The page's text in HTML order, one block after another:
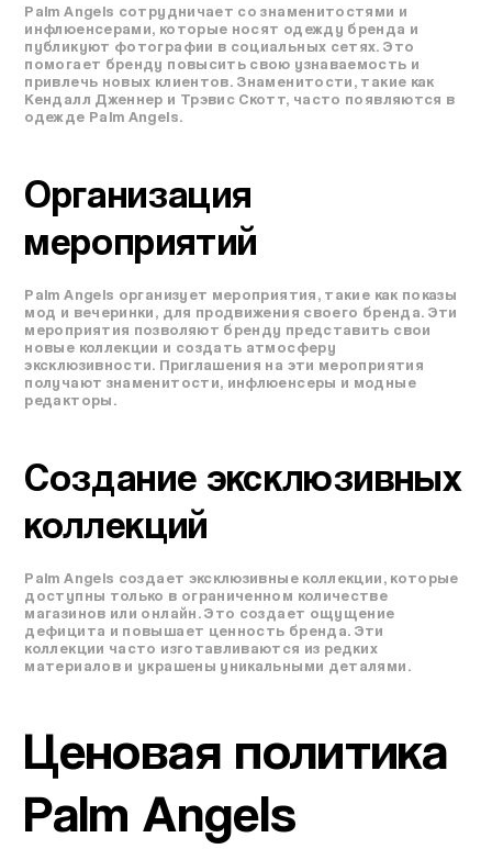
Palm Angels сотрудничает со знаменитостями и
инфлюенсерами, которые носят одежду бренда и
публикуют фотографии в социальных сетях. Это
помогает бренду повысить свою узнаваемость и
привлечь новых клиентов. Знаменитости, такие как
Кендалл Дженнер и Трэвис Скотт, часто появляются в
одежде Palm Angels.
Организация
мероприятий
Palm Angels организует мероприятия, такие как показы
мод и вечеринки, для продвижения своего бренда. Эти
мероприятия позволяют бренду представить свои
новые коллекции и создать атмосферу
эксклюзивности. Приглашения на эти мероприятия
получают знаменитости, инфлюенсеры и модные
редакторы.
Создание эксклюзивных
коллекций
Palm Angels создает эксклюзивные коллекции, которые
доступны только в ограниченном количестве
магазинов или онлайн. Это создает ощущение
дефицита и повышает ценность бренда. Эти
коллекции часто изготавливаются из редких
материалов и украшены уникальными деталями.
Ценовая политика
Palm Angels